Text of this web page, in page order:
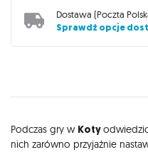
Dostawa (Poczta
Sprawdź opcje
Opis
Podczas gry w Koty
nich zarówno przyjaźnie